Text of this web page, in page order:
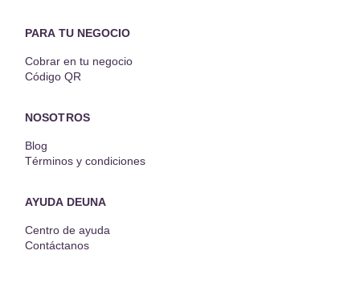
PARA TU NEGOCIO
Cobrar en tu negocio
Código QR
NOSOTROS
Blog
Términos y condiciones
AYUDA DEUNA
Centro de ayuda
Contáctanos